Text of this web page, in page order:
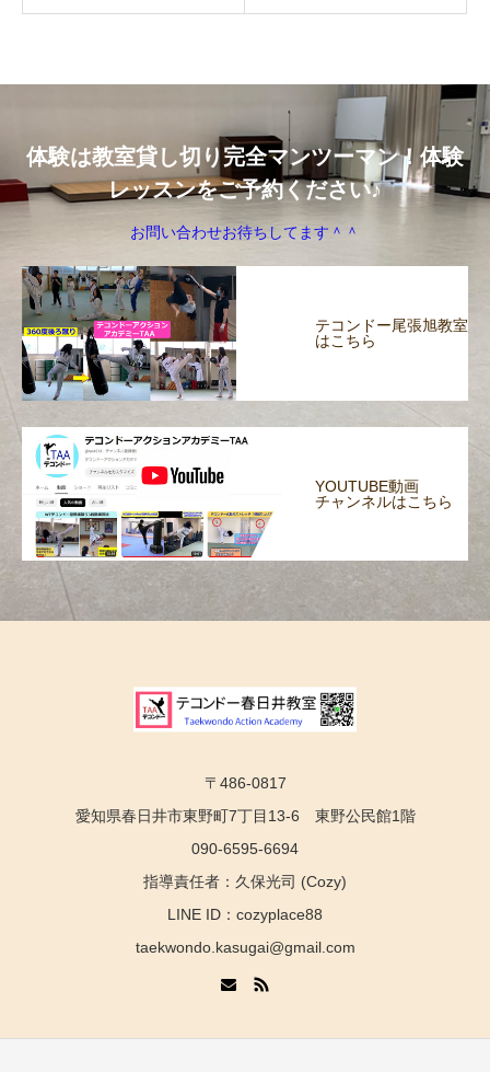
体験は教室貸し切り完全マンツーマン！体験
レッスンをご予約ください♪
お問い合わせお待ちしてます＾＾
テコンドー尾張旭教室
はこちら
YOUTUBE動画
チャンネルはこちら
〒486-0817
愛知県春日井市東野町7丁目13-6 東野公民館1階
090-6595-6694
指導責任者：久保光司 (Cozy)
LINE ID：cozyplace88
taekwondo.kasugai@gmail.com